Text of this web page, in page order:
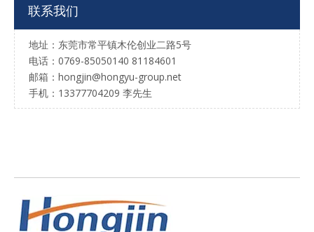
联系我们
地址：东莞市常平镇木伦创业二路5号
电话：0769-85050140 81184601
邮箱：hongjin@hongyu-group.net
手机：13377704209 李先生